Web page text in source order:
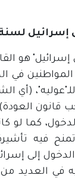
لسنة
إسرائيل" هو
في
(أي
قانون
كما لو
فيه
إلى
في العديد من